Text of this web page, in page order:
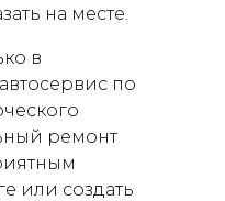
на месте.
в
по
ремонт
или создать